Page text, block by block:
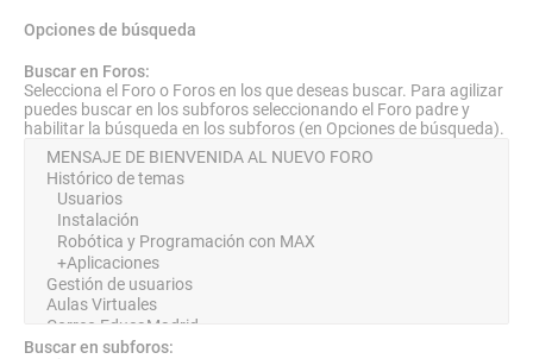
Opciones de búsqueda
Buscar en Foros:
Selecciona el Foro o Foros en los que deseas buscar. Para agilizar
puedes buscar en los subforos seleccionando el Foro padre y
habilitar la búsqueda en los subforos (en Opciones de búsqueda).
Buscar en subforos: